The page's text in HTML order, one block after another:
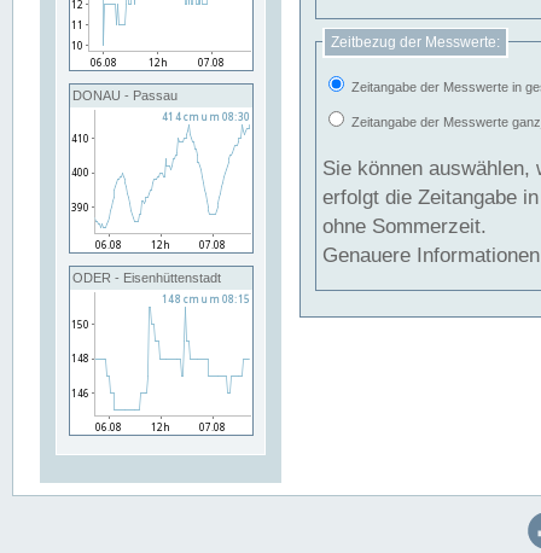
DONAU - Passau
ODER - Eisenhüttenstadt
Zeitbezug der Messwerte:
Zeitangabe der Messwerte in
Zeitangabe der Messwerte
Sie können auswählen,
erfolgt die Zeitangabe
ohne Sommerzeit.
Genauere